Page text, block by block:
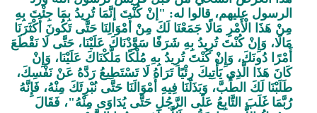
الرسول عليهم، قالوا له: "إنْ كُنْتَ إنَّمَا تُرِيدُ بِمَا جِئْتَ بِهِ
مِنْ هَذَا الْأَمْرِ مَالًا جَمَعْنَا لَكَ مِنْ أَمْوَالِنَا حَتَّى تَكُونَ أَكْثَرَنَا
مَالًا، وَإِنْ كُنْتَ تُرِيدُ بِهِ شَرَفًا سَوَّدْنَاكَ عَلَيْنَا، حَتَّى لَا نَقْطَعَ
أَمْرًا دُونَكَ، وَإِنْ كُنْتَ تُرِيدُ بِهِ مُلْكًا مَلَّكْنَاكَ عَلَيْنَا، وَإِنْ
كَانَ هَذَا الَّذِي يَأْتِيكَ رِئْيًا تَرَاهُ لَا تَسْتَطِيعُ رَدَّهُ عَنْ نَفْسِكَ،
طَلَبْنَا لَكَ الطِّبَّ، وَبَذَلْنَا فِيهِ أَمْوَالَنَا حَتَّى نُبْرِئَكَ مِنْهُ، فَإِنَّهُ
رُبَّمَا غَلَبَ التَّابِعُ عَلَى الرَّجُلِ حَتَّى يُدَاوَى مِنْهُ"، فَقَالَ